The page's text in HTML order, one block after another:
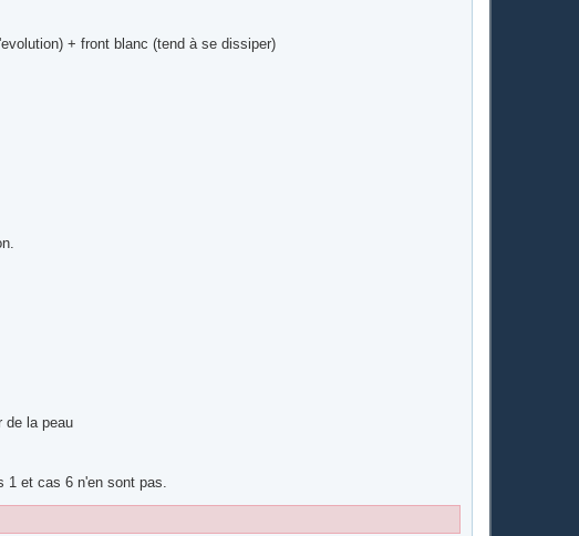
+ front blanc (tend à se dissiper)
de la peau
1 et cas 6 n'en sont pas.